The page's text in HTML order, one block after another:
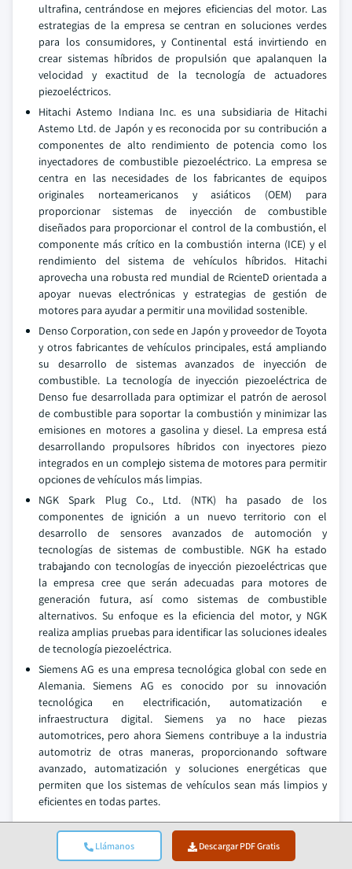
Llámanos Descargar PDF Gratis
ultrafina, centrándose en mejores eficiencias del motor. Las
estrategias de la empresa se centran en soluciones verdes
para los consumidores, y Continental está invirtiendo en
crear sistemas híbridos de propulsión que apalanquen la
velocidad y exactitud de la tecnología de actuadores
piezoeléctricos.
Hitachi Astemo Indiana Inc. es una subsidiaria de Hitachi
Astemo Ltd. de Japón y es reconocida por su contribución a
componentes de alto rendimiento de potencia como los
inyectadores de combustible piezoeléctrico. La empresa se
centra en las necesidades de los fabricantes de equipos
originales norteamericanos y asiáticos (OEM) para
proporcionar sistemas de inyección de combustible
diseñados para proporcionar el control de la combustión, el
componente más crítico en la combustión interna (ICE) y el
rendimiento del sistema de vehículos híbridos. Hitachi
aprovecha una robusta red mundial de RcienteD orientada a
apoyar nuevas electrónicas y estrategias de gestión de
motores para ayudar a permitir una movilidad sostenible.
Denso Corporation, con sede en Japón y proveedor de Toyota
y otros fabricantes de vehículos principales, está ampliando
su desarrollo de sistemas avanzados de inyección de
combustible. La tecnología de inyección piezoeléctrica de
Denso fue desarrollada para optimizar el patrón de aerosol
de combustible para soportar la combustión y minimizar las
emisiones en motores a gasolina y diesel. La empresa está
desarrollando propulsores híbridos con inyectores piezo
integrados en un complejo sistema de motores para permitir
opciones de vehículos más limpias.
NGK Spark Plug Co., Ltd. (NTK) ha pasado de los
componentes de ignición a un nuevo territorio con el
desarrollo de sensores avanzados de automoción y
tecnologías de sistemas de combustible. NGK ha estado
trabajando con tecnologías de inyección piezoeléctricas que
la empresa cree que serán adecuadas para motores de
generación futura, así como sistemas de combustible
alternativos. Su enfoque es la eficiencia del motor, y NGK
realiza amplias pruebas para identificar las soluciones ideales
de tecnología piezoeléctrica.
Siemens AG es una empresa tecnológica global con sede en
Alemania. Siemens AG es conocido por su innovación
tecnológica en electrificación, automatización e
infraestructura digital. Siemens ya no hace piezas
automotrices, pero ahora Siemens contribuye a la industria
automotriz de otras maneras, proporcionando software
avanzado, automatización y soluciones energéticas que
permiten que los sistemas de vehículos sean más limpios y
eficientes en todas partes.
Piezoeléctrico automotriz Inyectores de
combustible Empresas del mercado